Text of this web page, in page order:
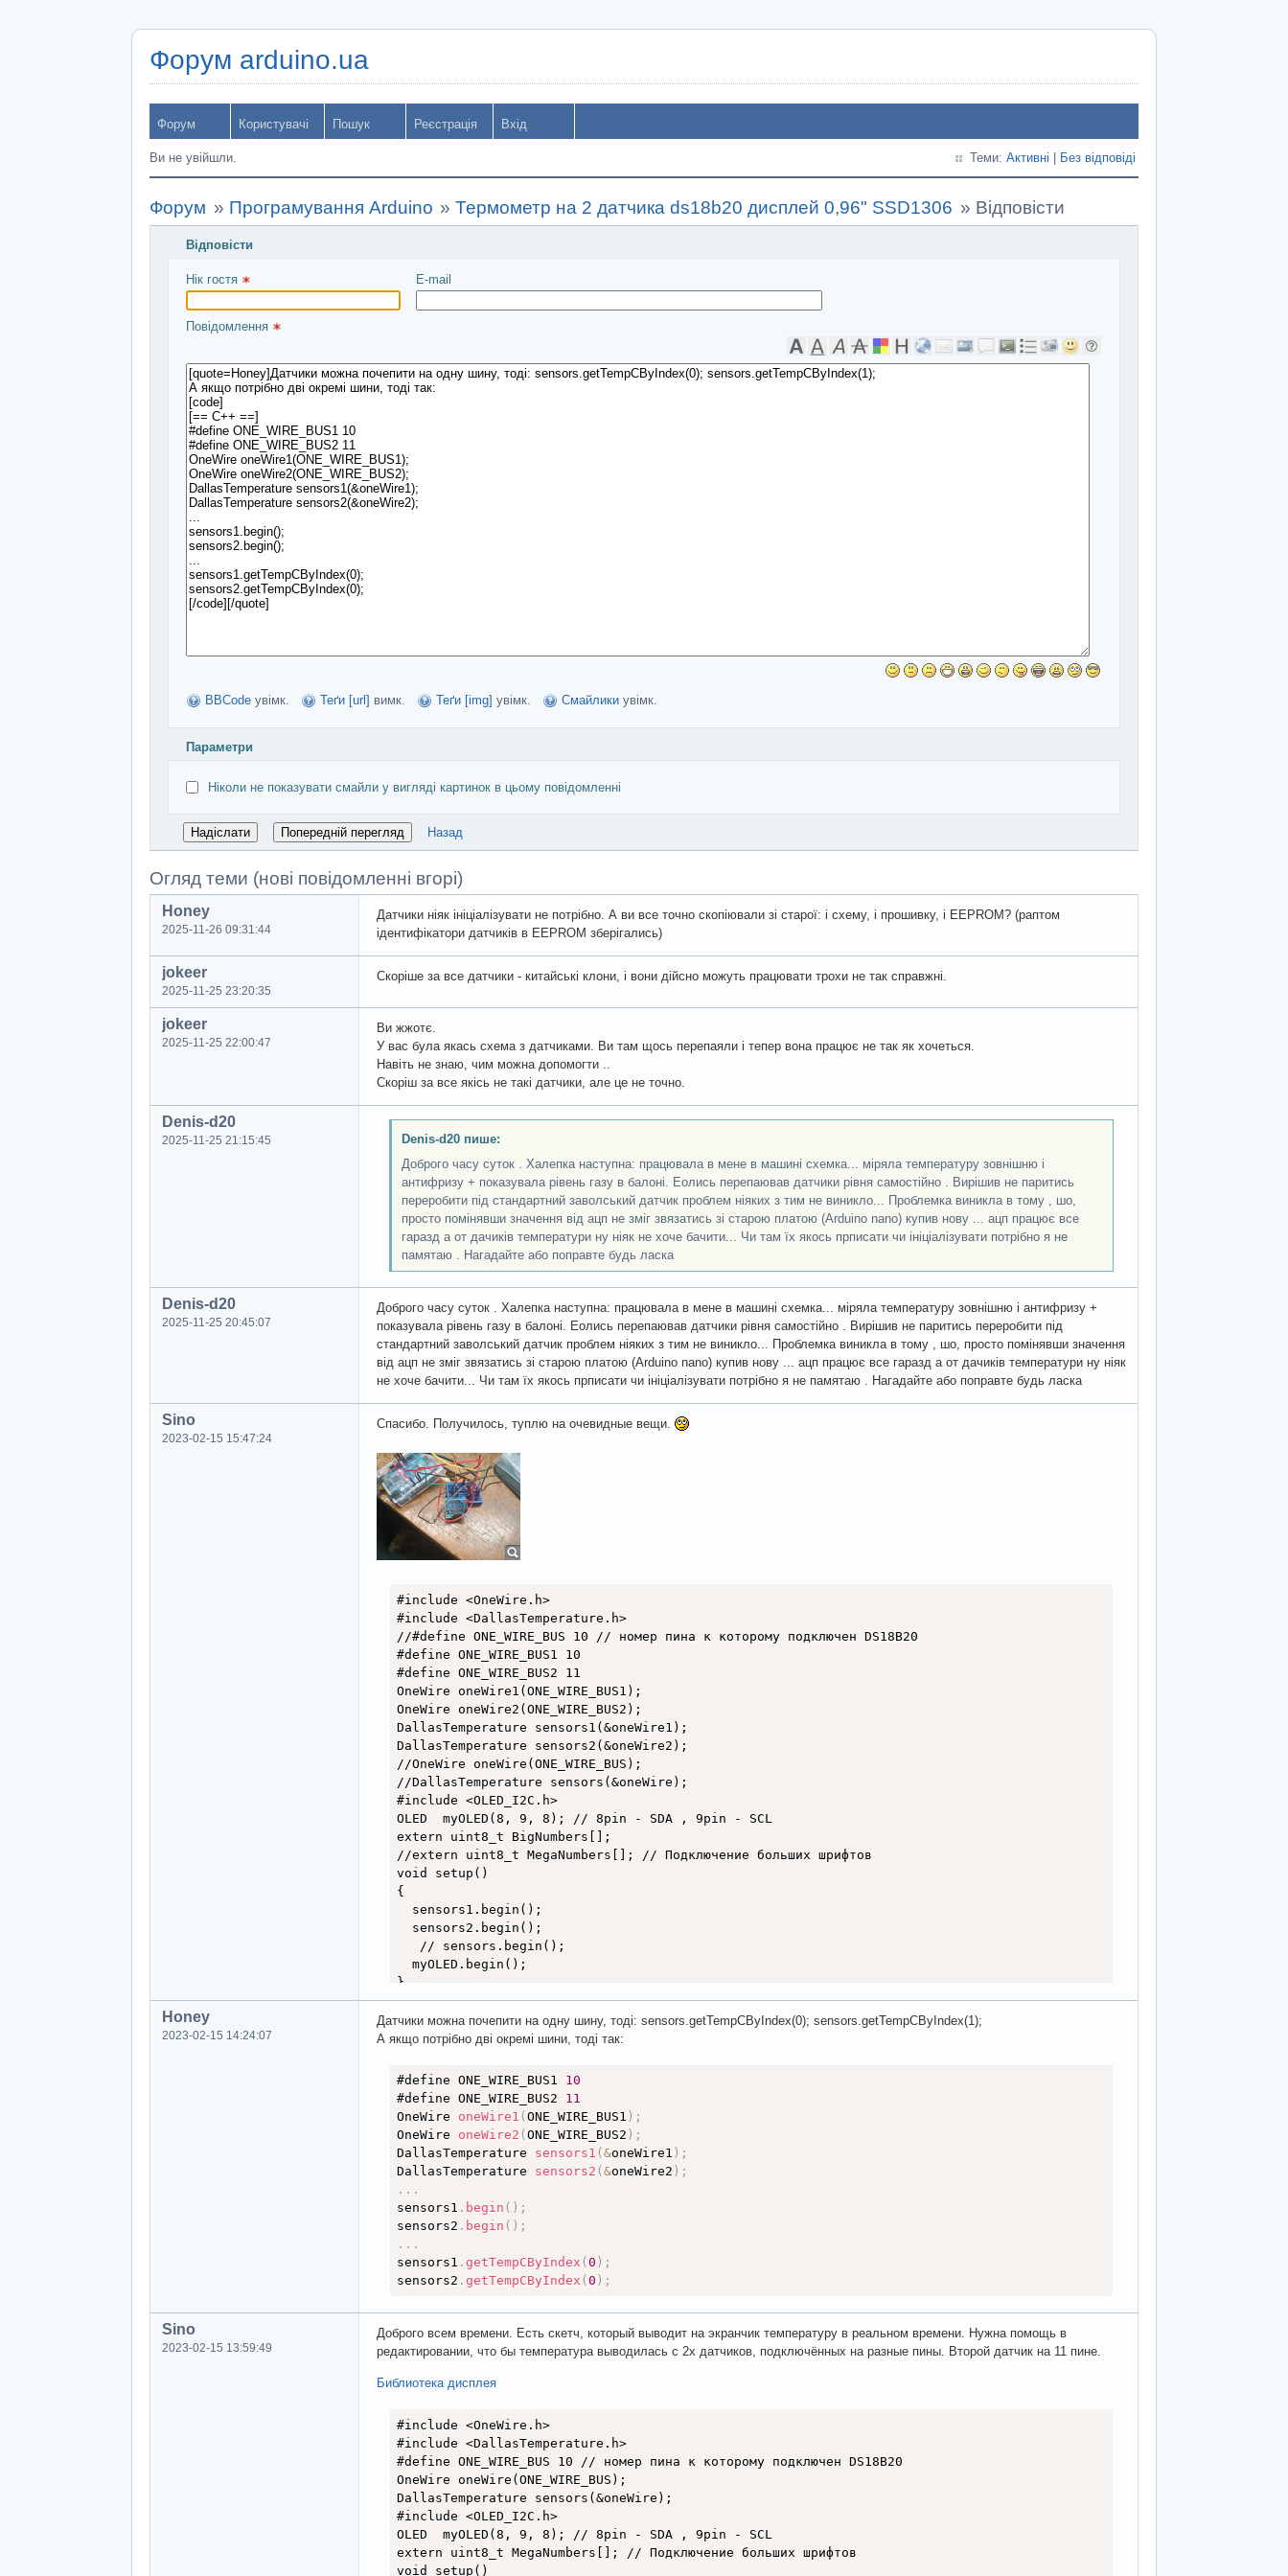
Форум arduino.ua
Форум Користувачі Пошук Реєстрація Вхід
Ви не увійшли. Теми: Активні Без відповіді
Форум » Програмування Arduino »Термометр на 2 датчика ds18b20 дисплей 0,96" SSD1306 » Відповісти
Відповісти
Введіть повідомлення і натисніть Надіслати
Нік гостя E-mail
Повідомлення
BBCode увімк. Теґи [url] вимк. Теґи [img] увімк. Смайлики увімк.
Параметри
Ніколи не показувати смайли у вигляді картинок в цьому повідомленні
Назад
Огляд теми (нові повідомленні вгорі)
Honey
2025-11-26 09:31:44
Датчики ніяк ініціалізувати не потрібно. А ви все точно скопіювали зі старої: і схему, і прошивку, і EEPROM? (раптом
ідентифікатори датчиків в EEPROM зберігались)
jokeer
2025-11-25 23:20:35
Скоріше за все датчики - китайські клони, і вони дійсно можуть працювати трохи не так справжні.
jokeer
2025-11-25 22:00:47
Ви жжотє.
У вас була якась схема з датчиками. Ви там щось перепаяли і тепер вона працює не так як хочеться.
Навіть не знаю, чим можна допомогти ..
Скоріш за все якісь не такі датчики, але це не точно.
Denis-d20
2025-11-25 21:15:45
Denis-d20 пише:
Доброго часу суток . Халепка наступна: працювала в мене в машині схемка... міряла температуру зовнішню і
антифризу + показувала рівень газу в балоні. Еолись перепаював датчики рівня самостійно . Вирішив не паритись
переробити під стандартний заволський датчик проблем ніяких з тим не виникло... Проблемка виникла в тому , шо,
просто помінявши значення від ацп не зміг звязатись зі старою платою (Arduino nano) купив нову ... ацп працює все
гаразд а от дачиків температури ну ніяк не хоче бачити... Чи там їх якось прписати чи ініціалізувати потрібно я не
памятаю . Нагадайте або поправте будь ласка
Denis-d20
2025-11-25 20:45:07
Доброго часу суток . Халепка наступна: працювала в мене в машині схемка... міряла температуру зовнішню і антифризу +
показувала рівень газу в балоні. Еолись перепаював датчики рівня самостійно . Вирішив не паритись переробити під
стандартний заволський датчик проблем ніяких з тим не виникло... Проблемка виникла в тому , шо, просто помінявши значення
від ацп не зміг звязатись зі старою платою (Arduino nano) купив нову ... ацп працює все гаразд а от дачиків температури ну ніяк
не хоче бачити... Чи там їх якось прписати чи ініціалізувати потрібно я не памятаю . Нагадайте або поправте будь ласка
Sino
2023-02-15 15:47:24
Спасибо. Получилось, туплю на очевидные вещи.
#include <OneWire.h>
#include <DallasTemperature.h>
//#define ONE_WIRE_BUS 10 // номер пина к которому подключен DS18B20
#define ONE_WIRE_BUS1 10
#define ONE_WIRE_BUS2 11
OneWire oneWire1(ONE_WIRE_BUS1);
OneWire oneWire2(ONE_WIRE_BUS2);
DallasTemperature sensors1(&oneWire1);
DallasTemperature sensors2(&oneWire2);
//OneWire oneWire(ONE_WIRE_BUS);
//DallasTemperature sensors(&oneWire);
#include <OLED_I2C.h>
OLED  myOLED(8, 9, 8); // 8pin - SDA , 9pin - SCL
extern uint8_t BigNumbers[];
//extern uint8_t MegaNumbers[]; // Подключение больших шрифтов
void setup()
{
  sensors1.begin();
  sensors2.begin();
   // sensors.begin();
  myOLED.begin();
}
void loop()
{
sensors1.requestTemperatures();
sensors2.requestTemperatures();
myOLED.clrScr(); // очищаем экран
myOLED.setFont(BigNumbers);
myOLED.print(String(sensors1.getTempCByIndex(0) , 1), LEFT, 22);   // Отображение температуры
myOLED.print(String(sensors2.getTempCByIndex(0) , 1), RIGHT, 22);   // Отображение температуры
myOLED.update();
delay(100);
Honey
2023-02-15 14:24:07
Датчики можна почепити на одну шину, тоді: sensors.getTempCByIndex(0); sensors.getTempCByIndex(1);
А якщо потрібно дві окремі шини, тоді так:
#define ONE_WIRE_BUS1 10
#define ONE_WIRE_BUS2 11
OneWire oneWire1 ( ONE_WIRE_BUS1 ) ;
OneWire oneWire2 ( ONE_WIRE_BUS2 ) ;
DallasTemperature sensors1 ( &oneWire1 ) ;
DallasTemperature sensors2 ( &oneWire2 ) ;
. . .
sensors1 . begin ( ) ;
sensors2 . begin ( ) ;
. . .
sensors1 . getTempCByIndex ( 0 ) ;
sensors2 . getTempCByIndex ( 0 ) ;
Sino
2023-02-15 13:59:49
Доброго всем времени. Есть скетч, который выводит на экранчик температуру в реальном времени. Нужна помощь в
редактировании, что бы температура выводилась с 2х датчиков, подключённых на разные пины. Второй датчик на 11 пине.
Библиотека дисплея
#include <OneWire.h>
#include <DallasTemperature.h>
#define ONE_WIRE_BUS 10 // номер пина к которому подключен DS18B20
OneWire oneWire(ONE_WIRE_BUS);
DallasTemperature sensors(&oneWire);
#include <OLED_I2C.h>
OLED  myOLED(8, 9, 8); // 8pin - SDA , 9pin - SCL
extern uint8_t MegaNumbers[]; // Подключение больших шрифтов
void setup()